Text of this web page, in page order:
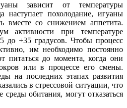
зависит от температуры
наступает похолодание, игуаны
вместе со снижением аппетита.
активности при температуре
до +35 градусов. Чтобы процесс
им необходимо постоянно
питаться до момента, когда они
или в процессе его смены.
на последних этапах развития
в стрессовой ситуации, что
обитания, могут отказаться